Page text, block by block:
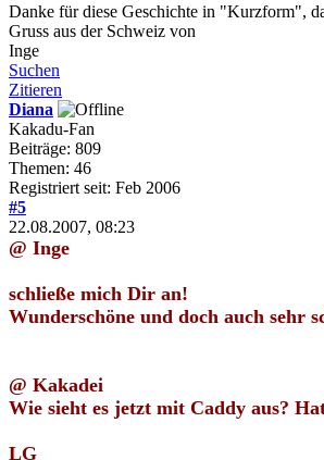
Danke für diese Geschichte in "Kurzform",
Gruss aus der Schweiz von
Inge
Suchen
Zitieren
Diana
Kakadu-Fan
Beiträge: 809
Themen: 46
Registriert seit: Feb 2006
#5
22.08.2007, 08:23
@ Inge
schließe mich Dir an!
Wunderschöne und doch auch sehr
@ Kakadei
Wie sieht es jetzt mit Caddy aus?
LG